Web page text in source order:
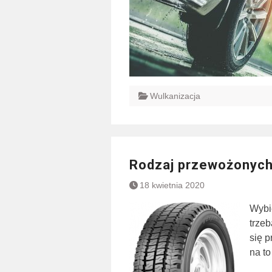
Wulkanizacja
Rodzaj
18 kwietnia 2020
się
na